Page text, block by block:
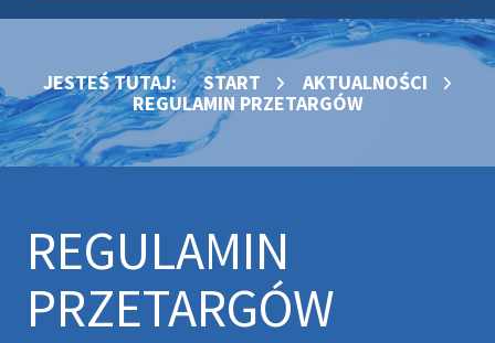
JESTEŚ TUTAJ: START
AKTUALNOŚCI
REGULAMIN PRZETARGÓW
REGULAMIN
PRZETARGÓW